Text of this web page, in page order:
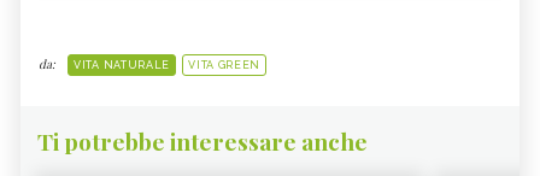
da: VITA NATURALE VITA GREEN
Ti potrebbe interessare anche